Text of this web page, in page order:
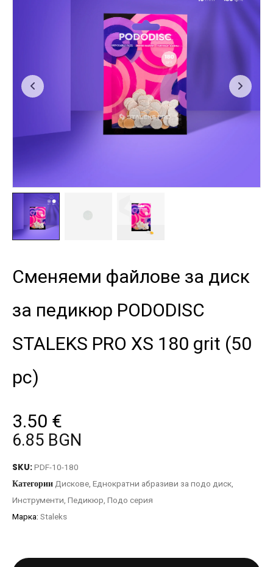
Сменяеми файлове за диск
за педикюр PODODISC
STALEKS PRO XS 180 grit (50
pc)
3.50 €
6.85 BGN
SKU:PDF-10-180
Категории Дискове Еднократни абразиви за подо диск
Инструменти Педикюр Подо серия
Марка: Staleks